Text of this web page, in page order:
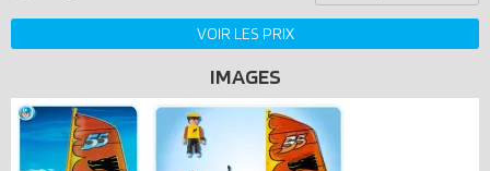
VOIR LES PRIX
IMAGES